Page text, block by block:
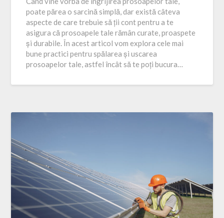
poate părea o sarcină simplă, dar există câteva
aspecte de care trebuie să ții cont pentru a te
asigura că prosoapele tale rămân curate, proaspete
și durabile. În acest articol vom explora cele mai
bune practici pentru spălarea și uscarea
prosoapelor tale, astfel încât să te poți bucura…